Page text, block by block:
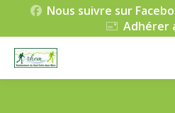
Nous suivre sur
Adhérer